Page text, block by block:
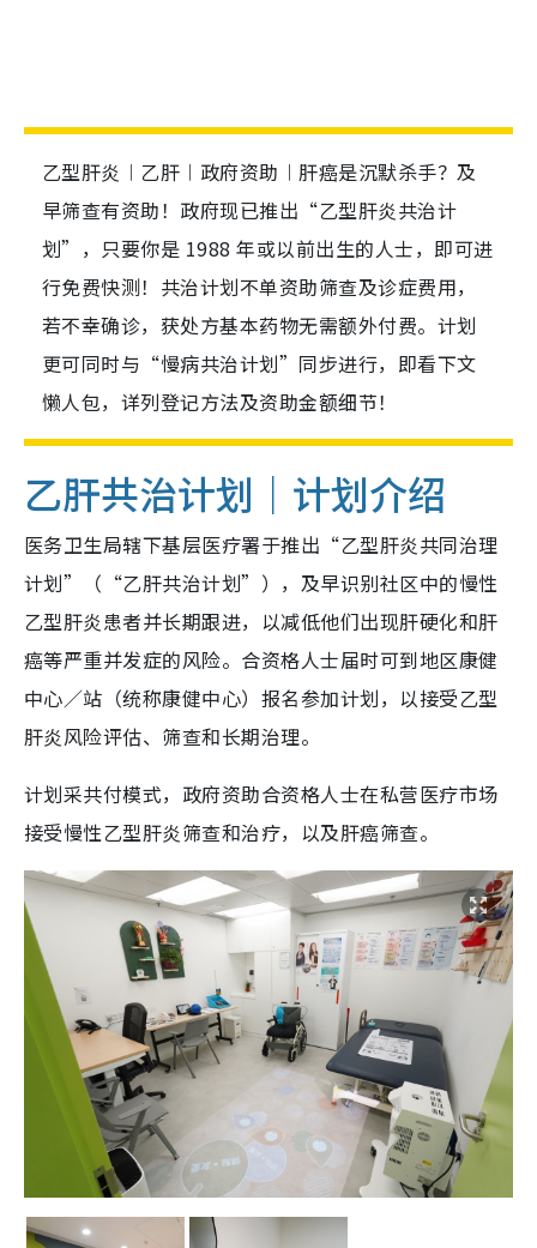
乙型肝炎︱乙肝︱政府资助︱肝癌是沉默杀手？及
早筛查有资助！政府现已推出“乙型肝炎共治计
划”，只要你是 1988 年或以前出生的人士，即可进
行免费快测！共治计划不单资助筛查及诊症费用，
若不幸确诊，获处方基本药物无需额外付费。计划
更可同时与“慢病共治计划”同步进行，即看下文
懒人包，详列登记方法及资助金额细节！
乙肝共治计划｜计划介绍
医务卫生局辖下基层医疗署于推出“乙型肝炎共同治理
计划”（“乙肝共治计划”），及早识别社区中的慢性
乙型肝炎患者并长期跟进，以减低他们出现肝硬化和肝
癌等严重并发症的风险。合资格人士届时可到地区康健
中心／站（统称康健中心）报名参加计划，以接受乙型
肝炎风险评估、筛查和长期治理。
计划采共付模式，政府资助合资格人士在私营医疗市场
接受慢性乙型肝炎筛查和治疗，以及肝癌筛查。